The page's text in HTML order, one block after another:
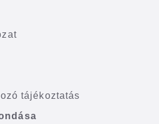
tájékoztatás